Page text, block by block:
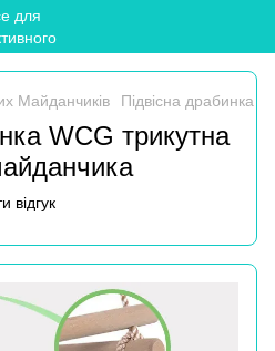
Майданчиків Підвісна драбинка
WCG трикутна
відгук